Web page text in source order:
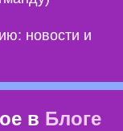
новости и
в Блоге